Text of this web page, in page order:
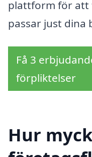
plattform för att
passar just dina
Få 3
förpliktelser
Hur